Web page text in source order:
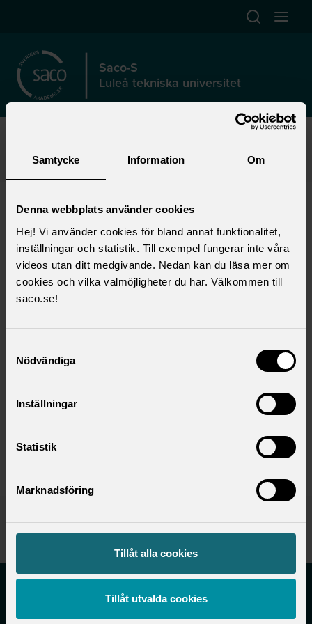
Samtycke Information Om
Denna webbplats använder cookies
Hej! Vi använder cookies för bland annat funktionalitet,
inställningar och statistik. Till exempel fungerar inte våra
videos utan ditt medgivande. Nedan kan du läsa mer om
cookies och vilka valmöjligheter du har. Välkommen till
saco.se!
Nödvändiga
Inställningar
Statistik
Marknadsföring
Tillåt alla cookies
Tillåt utvalda cookies
Öppna
Saco-S
Luleå tekniska universitet
Årsmöte > Fler verksamhetsrapporter
Fler verksamhetsrapporter
Här finner du tidigare verksamhetsberättelser.
Verksamhetsberättelse 2019
Verksamhetsberättelse 2020
Verksamhetsberättelse 2021
Verksamhetsberättelse 2022
Verksamhetsberättelse 2025
Publicerad:2021-06-01
Senast uppdaterad:2023-03-03